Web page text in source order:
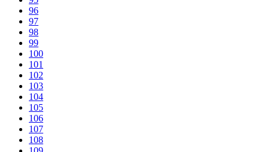
96
97
98
99
100
101
102
103
104
105
106
107
108